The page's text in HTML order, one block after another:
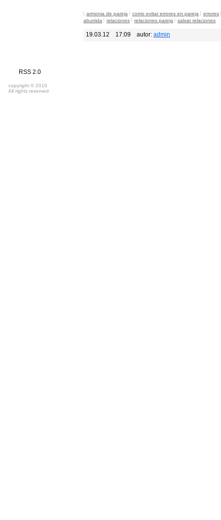
armonia de pareja como evitar errores en pareja
errores
aburrida
relaciones relaciones pareja salvar relaciones
19.03.12 17:09 autor: admin
RSS 2.0
copyright © 2010
All rights reserved